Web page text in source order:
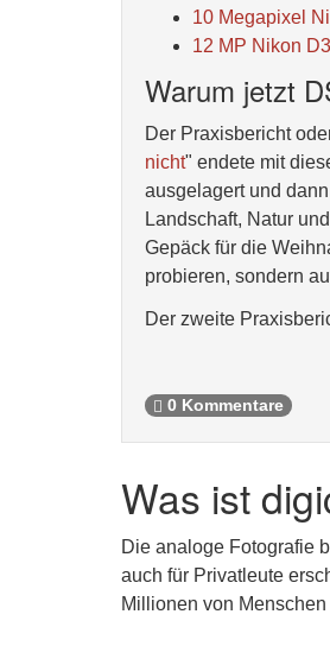
10 Megapixel
12 MP Nikon
Warum jetzt
Der Praxisbericht
nicht" endete mit
ausgelagert und
Landschaft, Natur
Gepäck für die
probieren, sondern
Der zweite
0 Kommentare
Was ist
Die analoge Fotografie
auch für Privatleute
Millionen von